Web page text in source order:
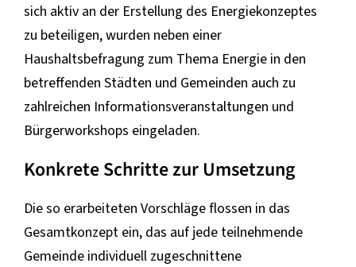
sich aktiv an der Erstellung des Energiekonzeptes
zu beteiligen, wurden neben einer
Haushaltsbefragung zum Thema Energie in den
betreffenden Städten und Gemeinden auch zu
zahlreichen Informationsveranstaltungen und
Bürgerworkshops eingeladen.
Konkrete Schritte zur Umsetzung
Die so erarbeiteten Vorschläge flossen in das
Gesamtkonzept ein, das auf jede teilnehmende
Gemeinde individuell zugeschnittene